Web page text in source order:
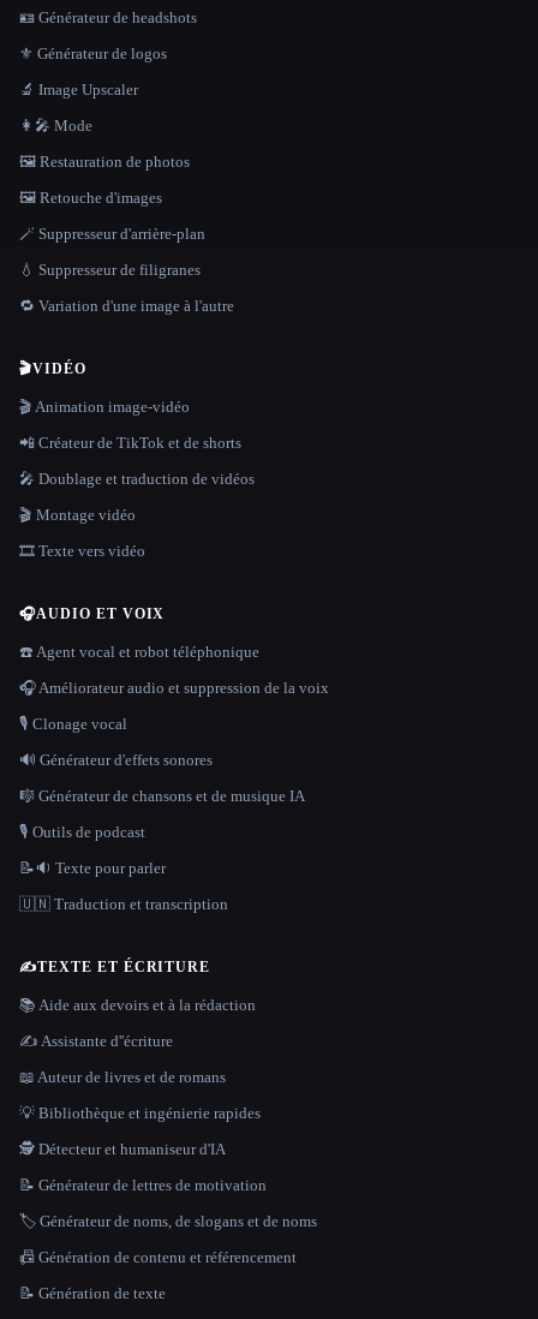
🪪 Générateur de headshots
⚜️ Générateur de logos
🔬 Image Upscaler
👩‍🎤 Mode
🖼️ Restauration de photos
🖼️ Retouche d'images
🪄 Suppresseur d'arrière-plan
💧 Suppresseur de filigranes
🔁 Variation d'une image à l'autre
🎬VIDÉO
🎬 Animation image-vidéo
📲 Créateur de TikTok et de shorts
🎤 Doublage et traduction de vidéos
🎬 Montage vidéo
🎞️ Texte vers vidéo
🎧AUDIO ET VOIX
☎️ Agent vocal et robot téléphonique
🎧 Améliorateur audio et suppression de la voix
🎙️ Clonage vocal
🔊 Générateur d'effets sonores
🎼 Générateur de chansons et de musique IA
🎙️ Outils de podcast
📝🔉 Texte pour parler
🇺🇳 Traduction et transcription
✍️TEXTE ET ÉCRITURE
📚 Aide aux devoirs et à la rédaction
✍️ Assistante d''écriture
📖 Auteur de livres et de romans
💡 Bibliothèque et ingénierie rapides
🕵️ Détecteur et humaniseur d'IA
📝 Générateur de lettres de motivation
🏷️ Générateur de noms, de slogans et de noms
📠 Génération de contenu et référencement
📝 Génération de texte